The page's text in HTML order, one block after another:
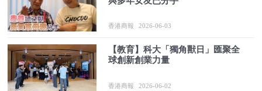
香港商報 2026-06-03
【教育】科大「獨角獸日」匯聚全
球創新創業力量
香港商報 2026-06-02